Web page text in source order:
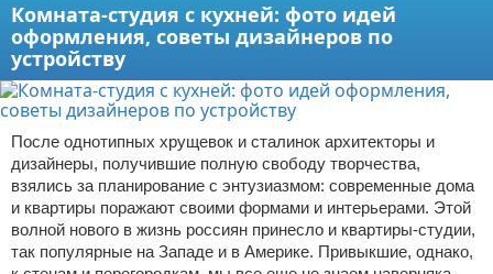
Комната-студия с кухней: фото идей
оформления, советы дизайнеров по
устройству
После однотипных хрущевок и сталинок архитекторы и
дизайнеры, получившие полную свободу творчества,
взялись за планирование с энтузиазмом: современные дома
и квартиры поражают своими формами и интерьерами. Этой
волной нового в жизнь россиян принесло и квартиры-студии,
так популярные на Западе и в Америке. Привыкшие, однако,